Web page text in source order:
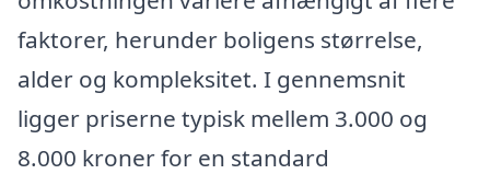
faktorer, herunder boligens størrelse,
alder og kompleksitet. I gennemsnit
ligger priserne typisk mellem 3.000 og
8.000 kroner for en standard